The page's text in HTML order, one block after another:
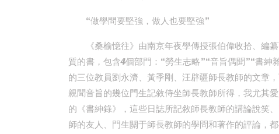
“做學問要堅強，做人也要堅強”
《桑榆憶往》由南京年夜學傳授張伯偉收拾、編
質的書，包含4個部門：“勞生志略”“音旨偶聞”“書
的三位教員劉永濟、黃季剛、汪辟疆師長教師的文章
親聞音旨的幾位門生記敘侍坐師長教師所得，我尤其
的《書紳錄》，這些日誌所記敘師長教師的講論說笑
師的友人、門生關于師長教師的學問和著作的評論，